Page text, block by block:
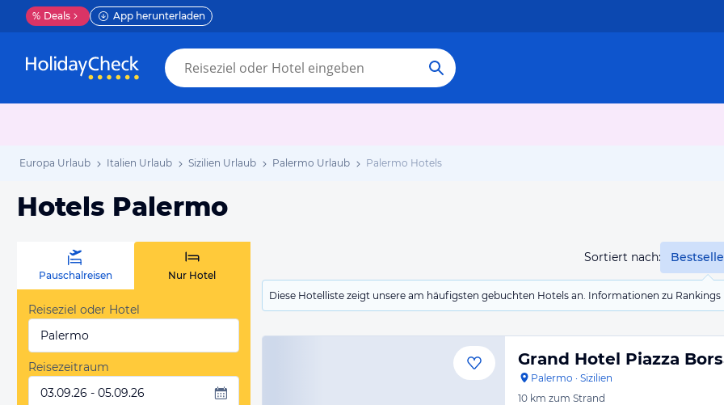
% Deals App herunterladen
Europa Urlaub Italien Urlaub Sizilien Urlaub Palermo Urlaub Palermo Hotels
Hotels Palermo
Sortiert nach:
Diese Hotelliste zeigt unsere am häufigsten gebuchten Hotels an. Informationen zu
Pauschalreisen Nur Hotel
Reiseziel oder Hotel
Palermo
Reisezeitraum
03.09.26 - 05.09.26
Grand Hotel Piazza
Palermo · Sizilien
10 km zum Strand